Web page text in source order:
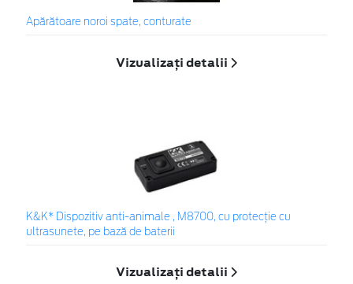
Apărătoare noroi spate, conturate
Vizualizați detalii
K&K* Dispozitiv anti-animale , M8700, cu protecție cu
ultrasunete, pe bază de baterii
Vizualizați detalii